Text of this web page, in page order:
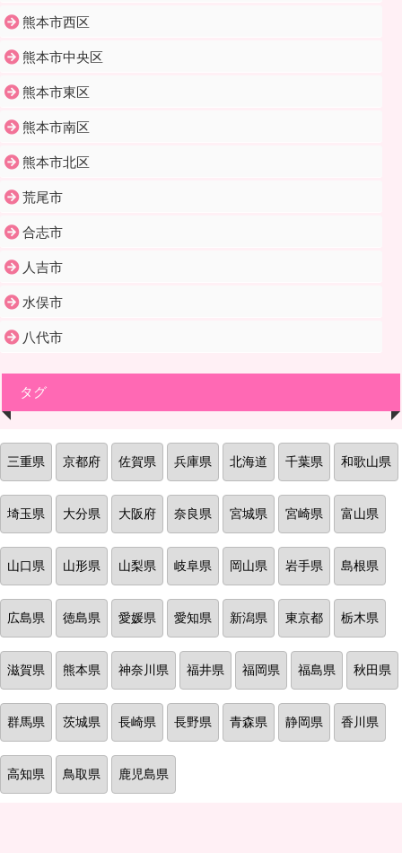
熊本市西区
熊本市中央区
熊本市東区
熊本市南区
熊本市北区
荒尾市
合志市
人吉市
水俣市
八代市
タグ
三重県 京都府 佐賀県 兵庫県 北海道 千葉県 和歌山県
埼玉県 大分県 大阪府 奈良県 宮城県 宮崎県 富山県
山口県 山形県 山梨県 岐阜県 岡山県 岩手県 島根県
広島県 徳島県 愛媛県 愛知県 新潟県 東京都 栃木県
滋賀県 熊本県 神奈川県 福井県 福岡県 福島県 秋田県
群馬県 茨城県 長崎県 長野県 青森県 静岡県 香川県
高知県 鳥取県 鹿児島県